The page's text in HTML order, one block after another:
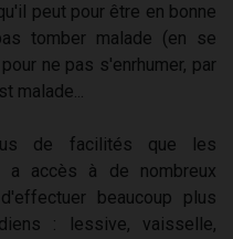
peut pour être en bonne
tomber malade (en se
ne pas s'enrhumer, par
malade...
de facilités que les
a accès à de nombreux
beaucoup plus
: lessive, vaisselle,